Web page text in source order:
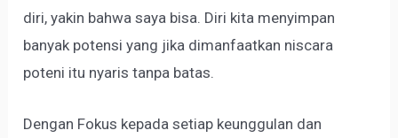
diri, yakin bahwa saya bisa. Diri kita menyimpan
banyak potensi yang jika dimanfaatkan niscara
poteni itu nyaris tanpa batas.
Dengan Fokus kepada setiap keunggulan dan